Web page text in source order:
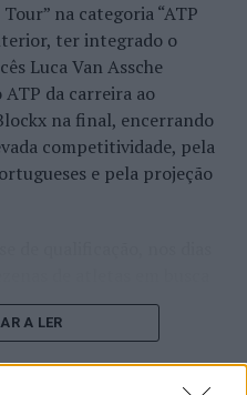
Algarveterá, ainda, mais
de última hora, com
aos melhores preços.
CONCERTO
para o Teatro Escoitade
na categoria “ATP
ter integrado o
Luca Van Assche
da carreira ao
na final, encerrando
competitividade, pela
e pela projeção
A cerimónia de
do presidente da
municipal, assinalando o
A LER